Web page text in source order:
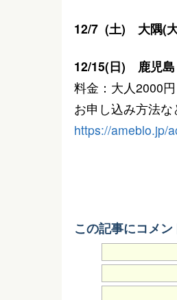
12/7 (土) 大隅(
12/15(日) 鹿児
料金：大人2000
お申し込み方法
https://ameblo.jp/
この記事にコメン